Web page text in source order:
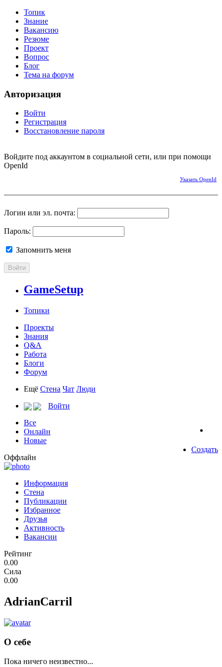
Топик
Знание
Вакансию
Резюме
Проект
Вопрос
Блог
Тема на форум
Авторизация
Войти
Регистрация
Восстановление пароля
Войдите под аккаунтом в социальной сети, или при помощи
OpenId
Указать OpenId
Логин или эл. почта:
Пароль:
Запомнить меня
Войти
GameSetup
Топики
Проекты
Знания
Q&A
Работа
Блоги
Форум
Ещё Стена Чат Люди
Войти
Все
Онлайн
Новые
Создать
Оффлайн
Информация
Стена
Публикации
Избранное
Друзья
Активность
Вакансии
Рейтинг
0.00
Сила
0.00
AdrianCarril
О себе
Пока ничего неизвестно...